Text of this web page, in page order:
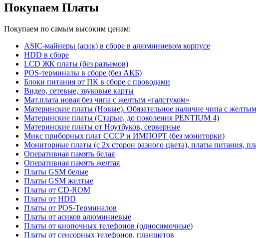
Покупаем Платы
Покупаем по самым высоким ценам:
ASIC-майнеры (асик) в сборе в алюминиевом корпусе
HDD в сборе
LCD ЖК платы (без разъемов)
POS-терминалы в сборе (без АКБ)
Блоки питания от ПК в сборе с проводами
Видео, сетевые, звуковые карты
Мат.плата новая без чипа с желтым «галстуком»
Материнские платы (Новые). Обязательное наличие чипа с желтым
Материнские платы (Старые, до поколения PENTIUM 4)
Материнские платы от Ноутбуков, серверные
Микс приборных плат СССР и ИМПОРТ (без мониторки)
Мониторные платы (с 2х сторон разного цвета), платы питания,
Оперативная память белая
Оперативная память желтая
Платы GSM белые
Платы GSM желтые
Платы от CD-ROM
Платы от HDD
Платы от POS-Терминалов
Платы от асиков алюминиевые
Платы от кнопочных телефонов (односимочные)
Платы от сенсорных телефонов, планшетов